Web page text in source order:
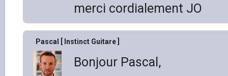
merci cordialement JO
Pascal [ Instinct Guitare ]
Bonjour Pascal,